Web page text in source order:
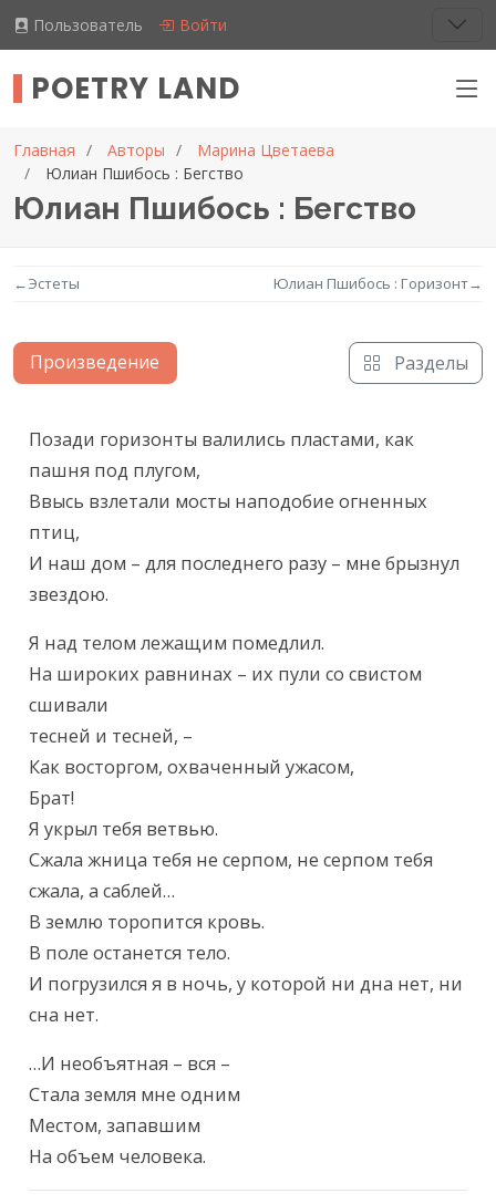
Пользователь Войти
POETRY LAND
Главная Авторы
Марина Цветаева
Юлиан Пшибось : Бегство
Юлиан Пшибось : Бегство
←Эстеты Юлиан Пшибось : Горизонт→
Произведение Разделы
Текст произведения
Позади горизонты валились пластами, как
пашня под плугом,
Ввысь взлетали мосты наподобие огненных
птиц,
И наш дом – для последнего разу – мне брызнул
звездою.
Я над телом лежащим помедлил.
На широких равнинах – их пули со свистом
сшивали
тесней и тесней, –
Как восторгом, охваченный ужасом,
Брат!
Я укрыл тебя ветвью.
Сжала жница тебя не серпом, не серпом тебя
сжала, а саблей…
В землю торопится кровь.
В поле останется тело.
И погрузился я в ночь, у которой ни дна нет, ни
сна нет.
…И необъятная – вся –
Стала земля мне одним
Местом, запавшим
На объем человека.